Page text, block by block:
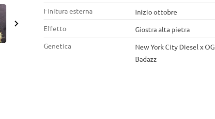
Finitura esterna
Inizio ottobre
Effetto
Giostra alta pietra
Genetica
New York City Diesel x OG
Badazz